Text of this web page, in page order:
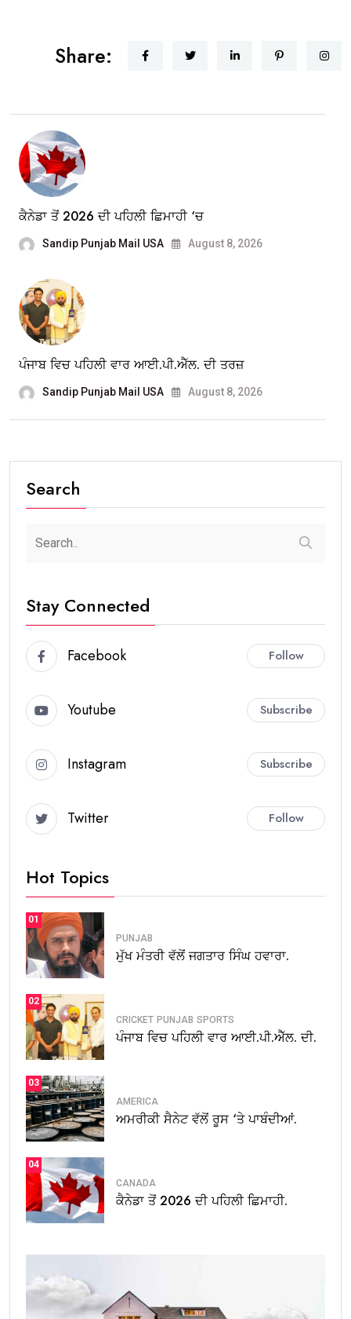
Share:
ਕੈਨੇਡਾ ਤੋਂ 2026 ਦੀ ਪਹਿਲੀ ਛਿਮਾਹੀ ‘ਚ
Sandip Punjab Mail USA August 8, 2026
ਪੰਜਾਬ ਵਿਚ ਪਹਿਲੀ ਵਾਰ ਆਈ.ਪੀ.ਐੱਲ. ਦੀ ਤਰਜ਼
Sandip Punjab Mail USA August 8, 2026
Search
Stay Connected
Facebook Follow
Youtube Subscribe
Instagram Subscribe
Twitter Follow
Hot Topics
01
PUNJAB
ਮੁੱਖ ਮੰਤਰੀ ਵੱਲੋਂ ਜਗਤਾਰ ਸਿੰਘ ਹਵਾਰਾ.
02
CRICKET PUNJAB SPORTS
ਪੰਜਾਬ ਵਿਚ ਪਹਿਲੀ ਵਾਰ ਆਈ.ਪੀ.ਐੱਲ. ਦੀ.
03
AMERICA
ਅਮਰੀਕੀ ਸੈਨੇਟ ਵੱਲੋਂ ਰੂਸ ‘ਤੇ ਪਾਬੰਦੀਆਂ.
04
CANADA
ਕੈਨੇਡਾ ਤੋਂ 2026 ਦੀ ਪਹਿਲੀ ਛਿਮਾਹੀ.